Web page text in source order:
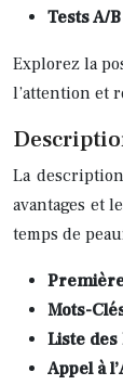
Tests A/
Explorez la
l’attention et
La
avantages et
temps de
Mots-
Liste
Appel à